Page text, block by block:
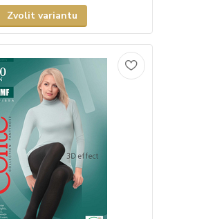
Zvolit variantu